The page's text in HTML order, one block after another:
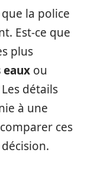
la police
Est-ce que
plus
eaux ou
Les détails
à une
ces